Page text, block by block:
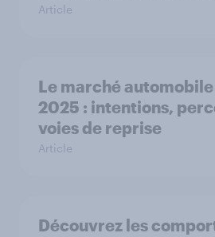
Article
Le marché
2025 : intentions,
voies de reprise
Article
Découvrez les